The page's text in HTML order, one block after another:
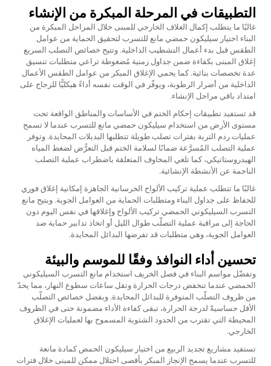
التطبيقات في المرحلة المبكرة من الإنشاء
غالبًا ما يتطلب إكمال الغلاف الخارجي للمبنى خلال المراحل المبكرة من
البناء اختيار سيليكون حمضي مانع للتسرب لتحقيق الحماية من عوامل
الطقس قبل بدء أعمال التشطيب الداخلية. وتتيح خصائص التصلب السريع
إغلاق المبنى بكفاءة ضمن جداول زمنية مُضغوطة تراعي متطلبات تنسيق
عدة تخصصات بنائية. كما يحمي الإغلاق المبكر من عوامل الطقس الأعمال
الداخلية من أضرار الرطوبة، ويوفّر في الوقت نفسه أداءً هيكليًّا للزجاج على
امتداد باقي مراحل الإنشاء.
قد تستفيد تطبيقات إحكام الختم في الأساسات والمناطق الواقعة تحت
مستوى الأرض من استخدام سيليكون حمضي مانع للتسرب عندما لا تسمح
عمليات ردم التربة بفترات تصلب طويلة تتطلبها البديلات المحايدة. وتوفر
عملية التصلب المُسرَّعة ضمانًا لسلامة الختم قبل التعرُّض لضغط المياه
الهيدروستاتيكي، كما تلغي المخاوف المتعلقة باضطراب عملية التصلب
الناجمة عن الأنشطة الإنشائية.
غالبًا ما تتطلب عملية تركيب الألواح الخرسانية الجاهزة إمكانية إغلاق فوري
للحفاظ على جداول البناء ومتطلبات الحماية من العوامل الجوية. ويتيح مانع
التسرب السيليكوني الحمضي تركيب الألواح وإغلاقها في نفس اليوم دون
الحاجة إلى مراقبة عملية التصلّب طوال الليل أو اتخاذ تدابير حماية ضد
العوامل الجوية، وهي متطلبات قد تفرضها البدائل المحايدة.
تحسين أداء النوافذ وفقًا للموسم والبيئة
وتفضّل مواسم البناء في فصل الخريف استخدام مانع التسرب السيليكوني
الحمضي عندما تنخفض درجات الحرارة وتقل ساعات سطوع النهار، مما يحدّ
من ظروف التصلّب المتوفرة للبدائل المحايدة. وبفضل خصائص التصلّب
الأقل حساسيةً لدرجة الحرارة، تبقى كفاءة الأداء مضمونة حتى في الظروف
المحيطة التي تقترب من الحدود الشتوية المسموح بها لعمليات الإغلاق
الخارجي.
تستفيد مشاريع تجديد الربيع من اختيار سيليكون الحمض كمادة مانعة
للتسرب عندما يسمح الإنجاز المبكر بأقصى احتلال ممكن للمبنى خلال فترات